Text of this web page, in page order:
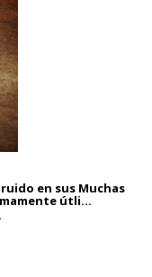
en sus Muchas
útli...